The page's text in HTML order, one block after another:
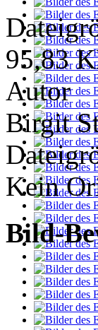
95,83
Autor
Birgit
Kein
Bild-